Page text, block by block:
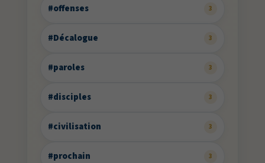
#offenses 3
#Décalogue 3
#paroles 3
#disciples 3
#civilisation 3
#prochain 3